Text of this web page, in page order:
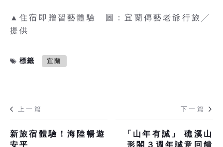
▲住宿即贈習藝體驗 圖：宜蘭傳藝老爺行旅╱
提供
標籤 宜蘭
上一篇
新旅宿體驗！海陸暢遊
安平
下一篇
「山年有誠」 礁溪山
形閣３週年誠意回饋